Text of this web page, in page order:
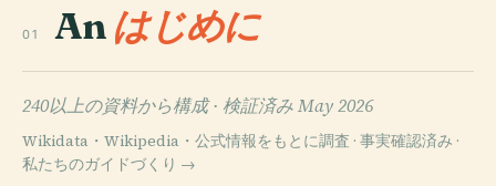
01 Anはじめに
240以上の資料から構成 · 検証済み May 2026
Wikidata・Wikipedia・公式情報をもとに調査 · 事実確認済み ·
私たちのガイドづくり →